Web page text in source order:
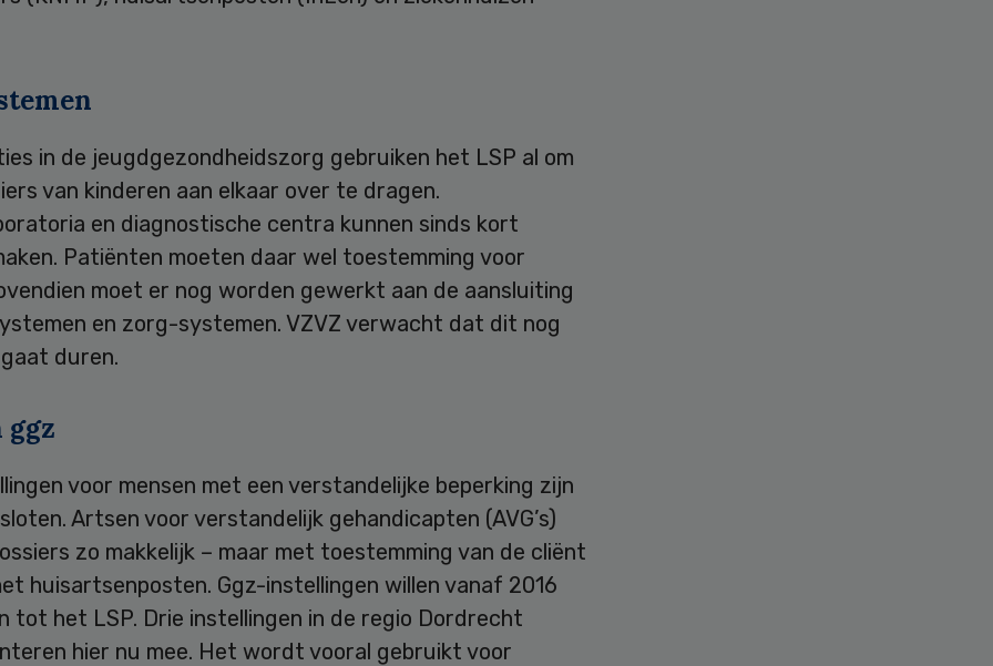
in de jeugdgezondheidszorg gebruiken het LSP al om
van kinderen aan elkaar over te dragen.
en diagnostische centra kunnen sinds kort
Patiënten moeten daar wel toestemming voor
moet er nog worden gewerkt aan de aansluiting
en zorg-systemen. VZVZ verwacht dat dit nog
duren.
ggz
voor mensen met een verstandelijke beperking zijn
Artsen voor verstandelijk gehandicapten (AVG’s)
zo makkelijk – maar met toestemming van de cliënt
huisartsenposten. Ggz-instellingen willen vanaf 2016
tot het LSP. Drie instellingen in de regio Dordrecht
hier nu mee. Het wordt vooral gebruikt voor